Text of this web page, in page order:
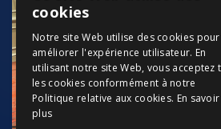
cookies
Notre site Web utilise des cookies pour
améliorer l'expérience utilisateur. En
utilisant notre site Web, vous acceptez
les cookies conformément à notre
Politique relative aux cookies. En savoir
plus